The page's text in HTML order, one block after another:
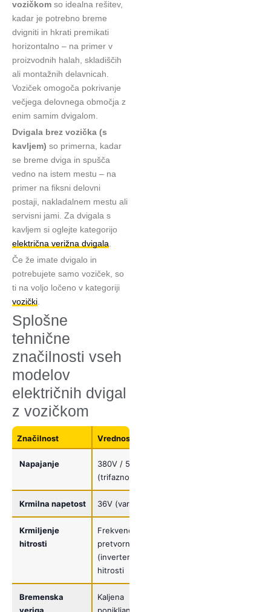
vozičkom so idealna rešitev,
kadar je potrebno breme
dvigniti in hkrati premikati
horizontalno – na primer v
proizvodnih halah, skladiščih
ali montažnih delavnicah.
Voziček omogoča pokrivanje
večjega delovnega območja z
enim samim dvigalom.
Dvigala brez vozička (s
kavljem) so primerna, kadar
se breme dviga in spušča
vedno na istem mestu – na
primer na fiksni delovni
postaji, nakladalnem mestu ali
servisni jami. Za dvigala s
kavljem si oglejte kategorijo
električna verižna dvigala
Če že imate dvigalo in
potrebujete samo voziček, so
ti na voljo ločeno v kategoriji
vozički
Splošne
tehnične
značilnosti vseh
modelov
električnih dvigal
z vozičkom
Značilnost Vrednost
Napajanje
380V / 50Hz
(trifazno)
Krmilna napetost 36V (varnostna)
Krmiljenje
hitrosti
Frekvenčni
pretvornik
(inverter) – dve
hitrosti
Bremenska
Kaljena